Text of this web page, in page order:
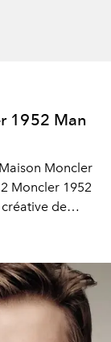
1952 Man
Moncler
Moncler 1952
de